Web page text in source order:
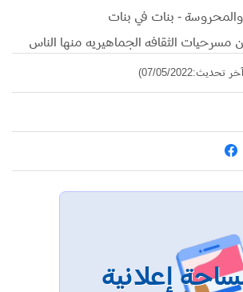
والمحروسة - بنات في بنات
مسرحيات الثقافه الجماهيريه منها الناس
وعطشان ياصبايا.
تحديث:07/05/2022)
إعلانية